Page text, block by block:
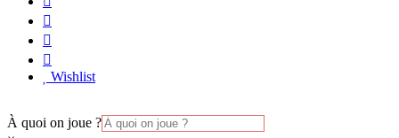
Wishlist
À quoi on joue ?